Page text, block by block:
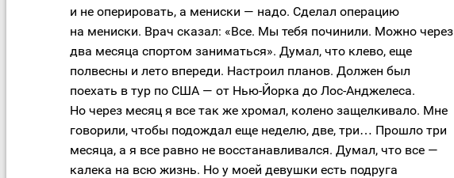
и не оперировать, а мениски — надо. Сделал операцию
на мениски. Врач сказал: «Все. Мы тебя починили. Можно через
два месяца спортом заниматься». Думал, что клево, еще
полвесны и лето впереди. Настроил планов. Должен был
поехать в тур по США — от Нью-Йорка до Лос-Анджелеса.
Но через месяц я все так же хромал, колено защелкивало. Мне
говорили, чтобы подождал еще неделю, две, три… Прошло три
месяца, а я все равно не восстанавливался. Думал, что все —
калека на всю жизнь. Но у моей девушки есть подруга